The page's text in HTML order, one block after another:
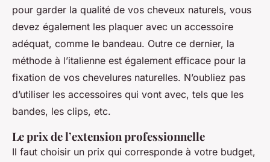
pour garder la qualité de vos cheveux naturels, vous
devez également les plaquer avec un accessoire
adéquat, comme le bandeau. Outre ce dernier, la
méthode à l’italienne est également efficace pour la
fixation de vos chevelures naturelles. N’oubliez pas
d’utiliser les accessoires qui vont avec, tels que les
bandes, les clips, etc.
Le prix de l’extension professionnelle
Il faut choisir un prix qui corresponde à votre budget,